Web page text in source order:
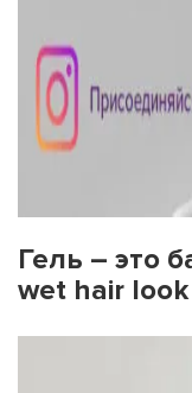
Гель – это
wet hair look